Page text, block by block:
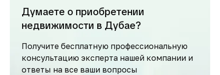
Думаете о приобретении
недвижимости в Дубае?
Получите бесплатную профессиональную
консультацию эксперта нашей компании и
ответы на все ваши вопросы